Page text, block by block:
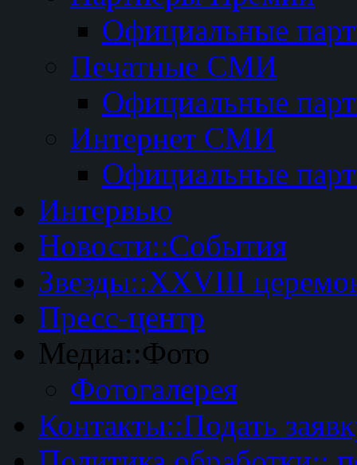
Официальные
Печатные СМИ
Официальные
Интернет СМИ
Официальные
Интервью
Новости::События
Звезды::XXVIII
Пресс-центр
Медиа::Фото
Фотогалерея
Контакты::Подать